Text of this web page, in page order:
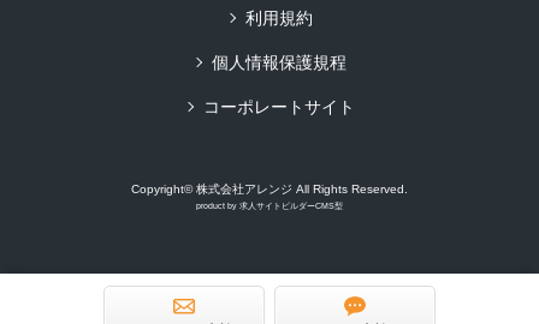
利用規約
個人情報保護規程
コーポレートサイト
Copyright© 株式会社アレンジ All Rights Reserved.
product by 求人サイトビルダーCMS型